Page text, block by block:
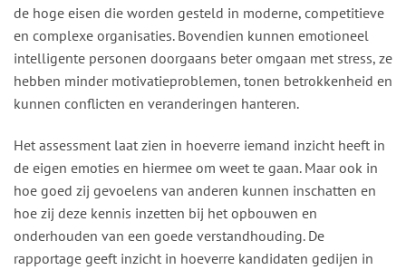
de hoge eisen die worden gesteld in moderne, competitieve
en complexe organisaties. Bovendien kunnen emotioneel
intelligente personen doorgaans beter omgaan met stress, ze
hebben minder motivatieproblemen, tonen betrokkenheid en
kunnen conflicten en veranderingen hanteren.
Het assessment laat zien in hoeverre iemand inzicht heeft in
de eigen emoties en hiermee om weet te gaan. Maar ook in
hoe goed zij gevoelens van anderen kunnen inschatten en
hoe zij deze kennis inzetten bij het opbouwen en
onderhouden van een goede verstandhouding. De
rapportage geeft inzicht in hoeverre kandidaten gedijen in